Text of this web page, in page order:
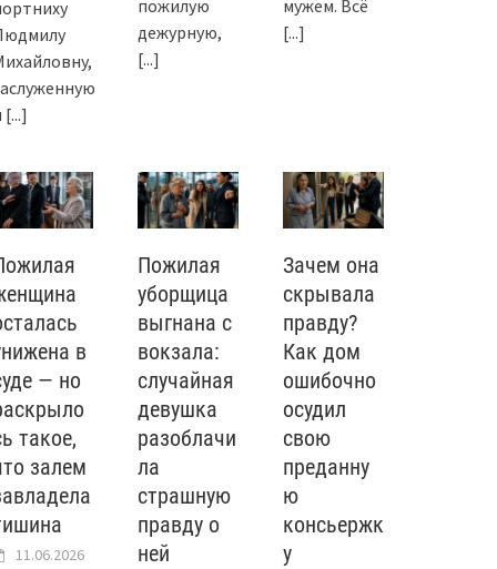
[...]
пожилую
дежурную,
[...]
мужем. Всё
[...]
в
— но
такое,
залем
11.06.2026
Пожилая
уборщица
выгнана с
вокзала:
случайная
девушка
разоблачи
ла
страшную
правду о
ней
Зачем она
скрывала
правду?
Как дом
ошибочно
осудил
свою
преданну
ю
консьержк
у